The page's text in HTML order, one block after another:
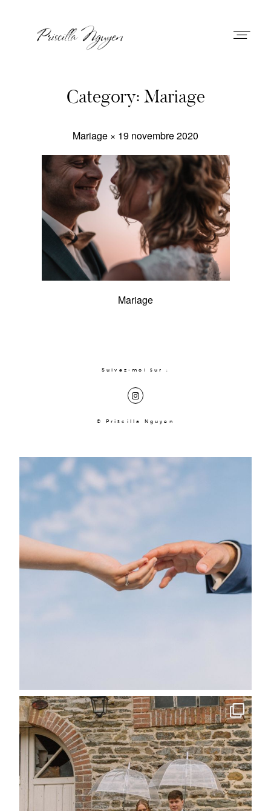
A Propos
Journal
Contact
Professionnels
Category: Mariage
Mariage × 19 novembre 2020
Mariage
Suivez-moi sur :
© Priscilla Nguyen
Priscilla Nguyen
A Propos
Prestations
Portfolio
Journal
Contact